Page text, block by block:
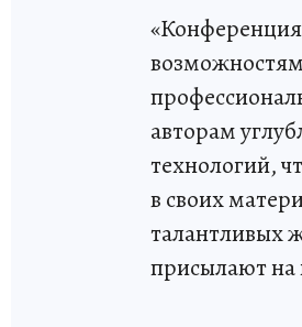
авторам
технологий,
в своих
талантливых
присылают на